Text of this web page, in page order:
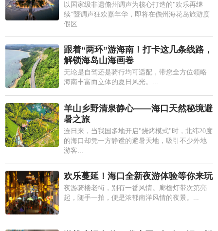
以国家级非遗儋州调声为核心打造的"欢乐再继
续"暨调声狂欢嘉年华，即将在儋州海花岛旅游度
假区...
跟着“两环”游海南！打卡这几条线路，
解锁海岛山海画卷
无论是自驾还是骑行均可适配，带您全方位领略
海南丰富而立体的夏日风光。...
羊山乡野清泉静心——海口天然秘境避
暑之旅
连日来，当我国多地开启"烧烤模式"时，北纬20度
的海口却凭一方静谧的避暑天地，吸引不少外地
游客...
欢乐蔓延！海口全新夜游体验等你来玩
夜游骑楼老街，别有一番风情。廊檐灯带次第亮
起，随手一拍，便是浓郁南洋风情的夜景。...